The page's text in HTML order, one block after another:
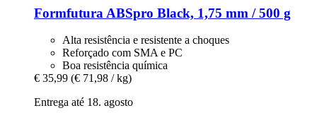
Formfutura ABSpro Black, 1,75 mm / 500 g
Alta resistência e resistente a choques
Reforçado com SMA e PC
Boa resistência química
€ 35,99 (€ 71,98 / kg)
Entrega até 18. agosto